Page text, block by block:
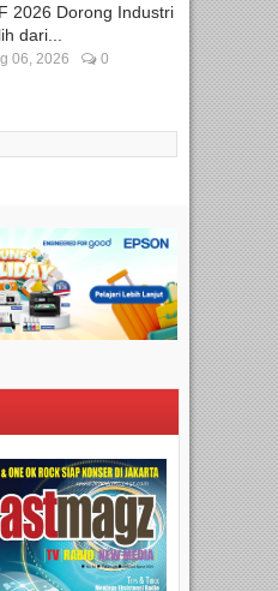
2026 Dorong Industri
dari...
06, 2026 0